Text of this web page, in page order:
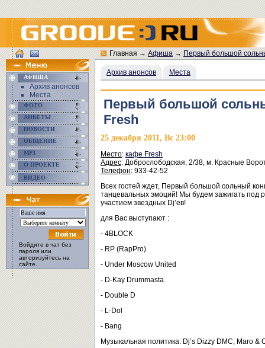
АФИША
Архив анонсов
Места
ФОТО
АНКЕТЫ
НОВОСТИ
ОБЩЕНИЕ
MP3
О ПРОЕКТЕ
ВИДЕО
Войдите в чат без
пароля или
авторизуйтесь на
сайте.
Главная→Афиша→Первый большой
Архив анонсов Места
Первый большой
Fresh
25 декабря 2011, Вс 23:00
Место: кафе Fresh
Адрес: Доброслободская, 2/38, м. Красные
Телефон: 933-42-52
Всех гостей ждет, Первый большой сольный
танцевальных эмоций! Мы будем зажигать под
участием звездных Dj’ев!
для Вас выступают :
- 4BLOCK
- RP (RapPro)
- Under Moscow United
- D-Kay Drummasta
- Double D
- L-Dol
- Bang
Музыкальная политика: Dj’s Dizzy DMC, Maro &